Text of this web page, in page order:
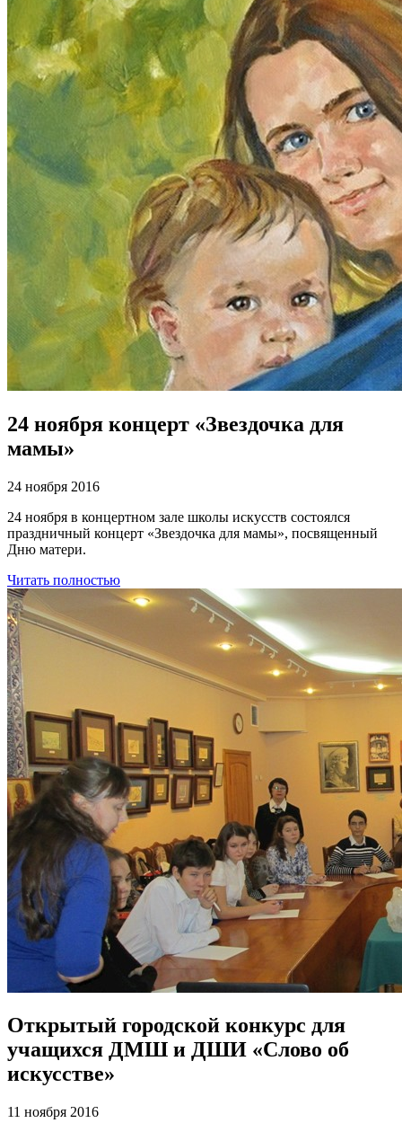
24 ноября концерт «Звездочка для
мамы»
24 ноября 2016
24 ноября в концертном зале школы искусств состоялся
праздничный концерт «Звездочка для мамы», посвященный
Дню матери.
Читать полностью
Открытый городской конкурс для
учащихся ДМШ и ДШИ «Слово об
искусстве»
11 ноября 2016